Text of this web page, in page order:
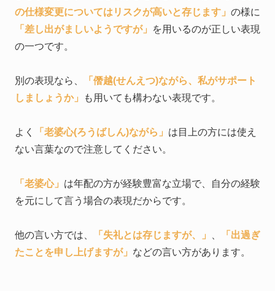
の仕様変更についてはリスクが高いと存じます」 の様に
「差し出がましいようですが」
を用いるのが正しい表現
の一つです。
別の表現なら、
「僭越(せんえつ)ながら、私がサポート
しましょうか」
も用いても構わない表現です。
よく 「老婆心(ろうばしん)ながら」 は目上の方には使え
ない言葉なので注意してください。
「老婆心」 は年配の方が経験豊富な立場で、自分の経験
を元にして言う場合の表現だからです。
他の言い方では、 「失礼とは存じますが、」
「出過ぎ
たことを申し上げますが」 などの言い方があります。